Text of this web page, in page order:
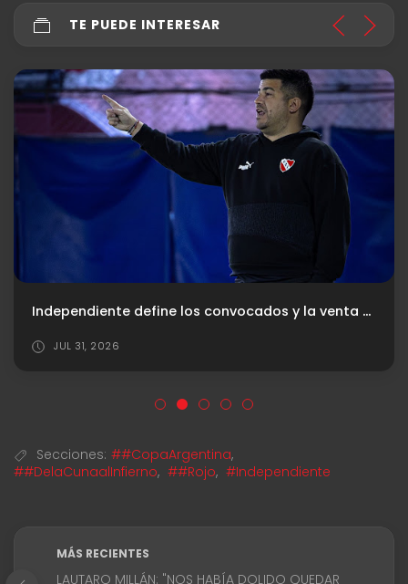
TE PUEDE INTERESAR
Independiente define los convocados y la venta de entradas para recibir a River
JUL 31, 2026
Secciones: ##CopaArgentina,
##DelaCunaalInfierno, ##Rojo, #Independiente
MÁS RECIENTES
LAUTARO MILLÁN: "NOS HABÍA DOLIDO QUEDAR